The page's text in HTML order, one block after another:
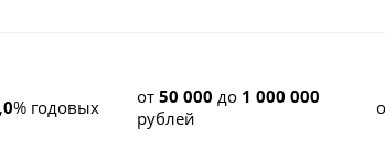
0% годовых от50 000 до 1 000 000
рублей